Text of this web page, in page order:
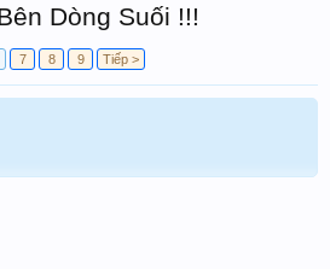
Dòng Suối !!!
7 8 9 Tiếp >